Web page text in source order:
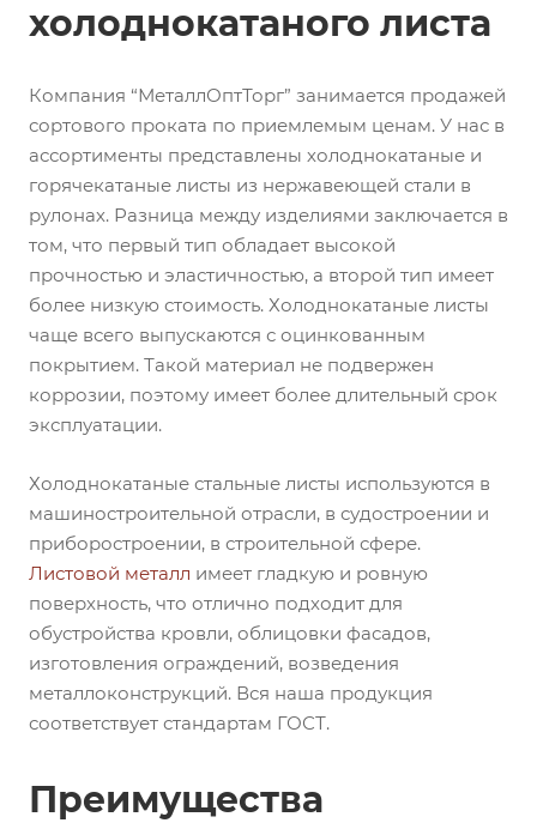
холоднокатаного листа
Компания “МеталлОптТорг” занимается продажей
сортового проката по приемлемым ценам. У нас в
ассортименты представлены холоднокатаные и
горячекатаные листы из нержавеющей стали в
рулонах. Разница между изделиями заключается в
том, что первый тип обладает высокой
прочностью и эластичностью, а второй тип имеет
более низкую стоимость. Холоднокатаные листы
чаще всего выпускаются с оцинкованным
покрытием. Такой материал не подвержен
коррозии, поэтому имеет более длительный срок
эксплуатации.
Холоднокатаные стальные листы используются в
машиностроительной отрасли, в судостроении и
приборостроении, в строительной сфере.
Листовой металл имеет гладкую и ровную
поверхность, что отлично подходит для
обустройства кровли, облицовки фасадов,
изготовления ограждений, возведения
металлоконструкций. Вся наша продукция
соответствует стандартам ГОСТ.
Преимущества